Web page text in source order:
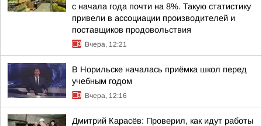
с начала года почти на 8%. Такую статистику
привели в ассоциации производителей и
поставщиков продовольствия
Вчера, 12:21
В Норильске началась приёмка школ перед
учебным годом
Вчера, 12:16
Дмитрий Карасёв: Проверил, как идут работы